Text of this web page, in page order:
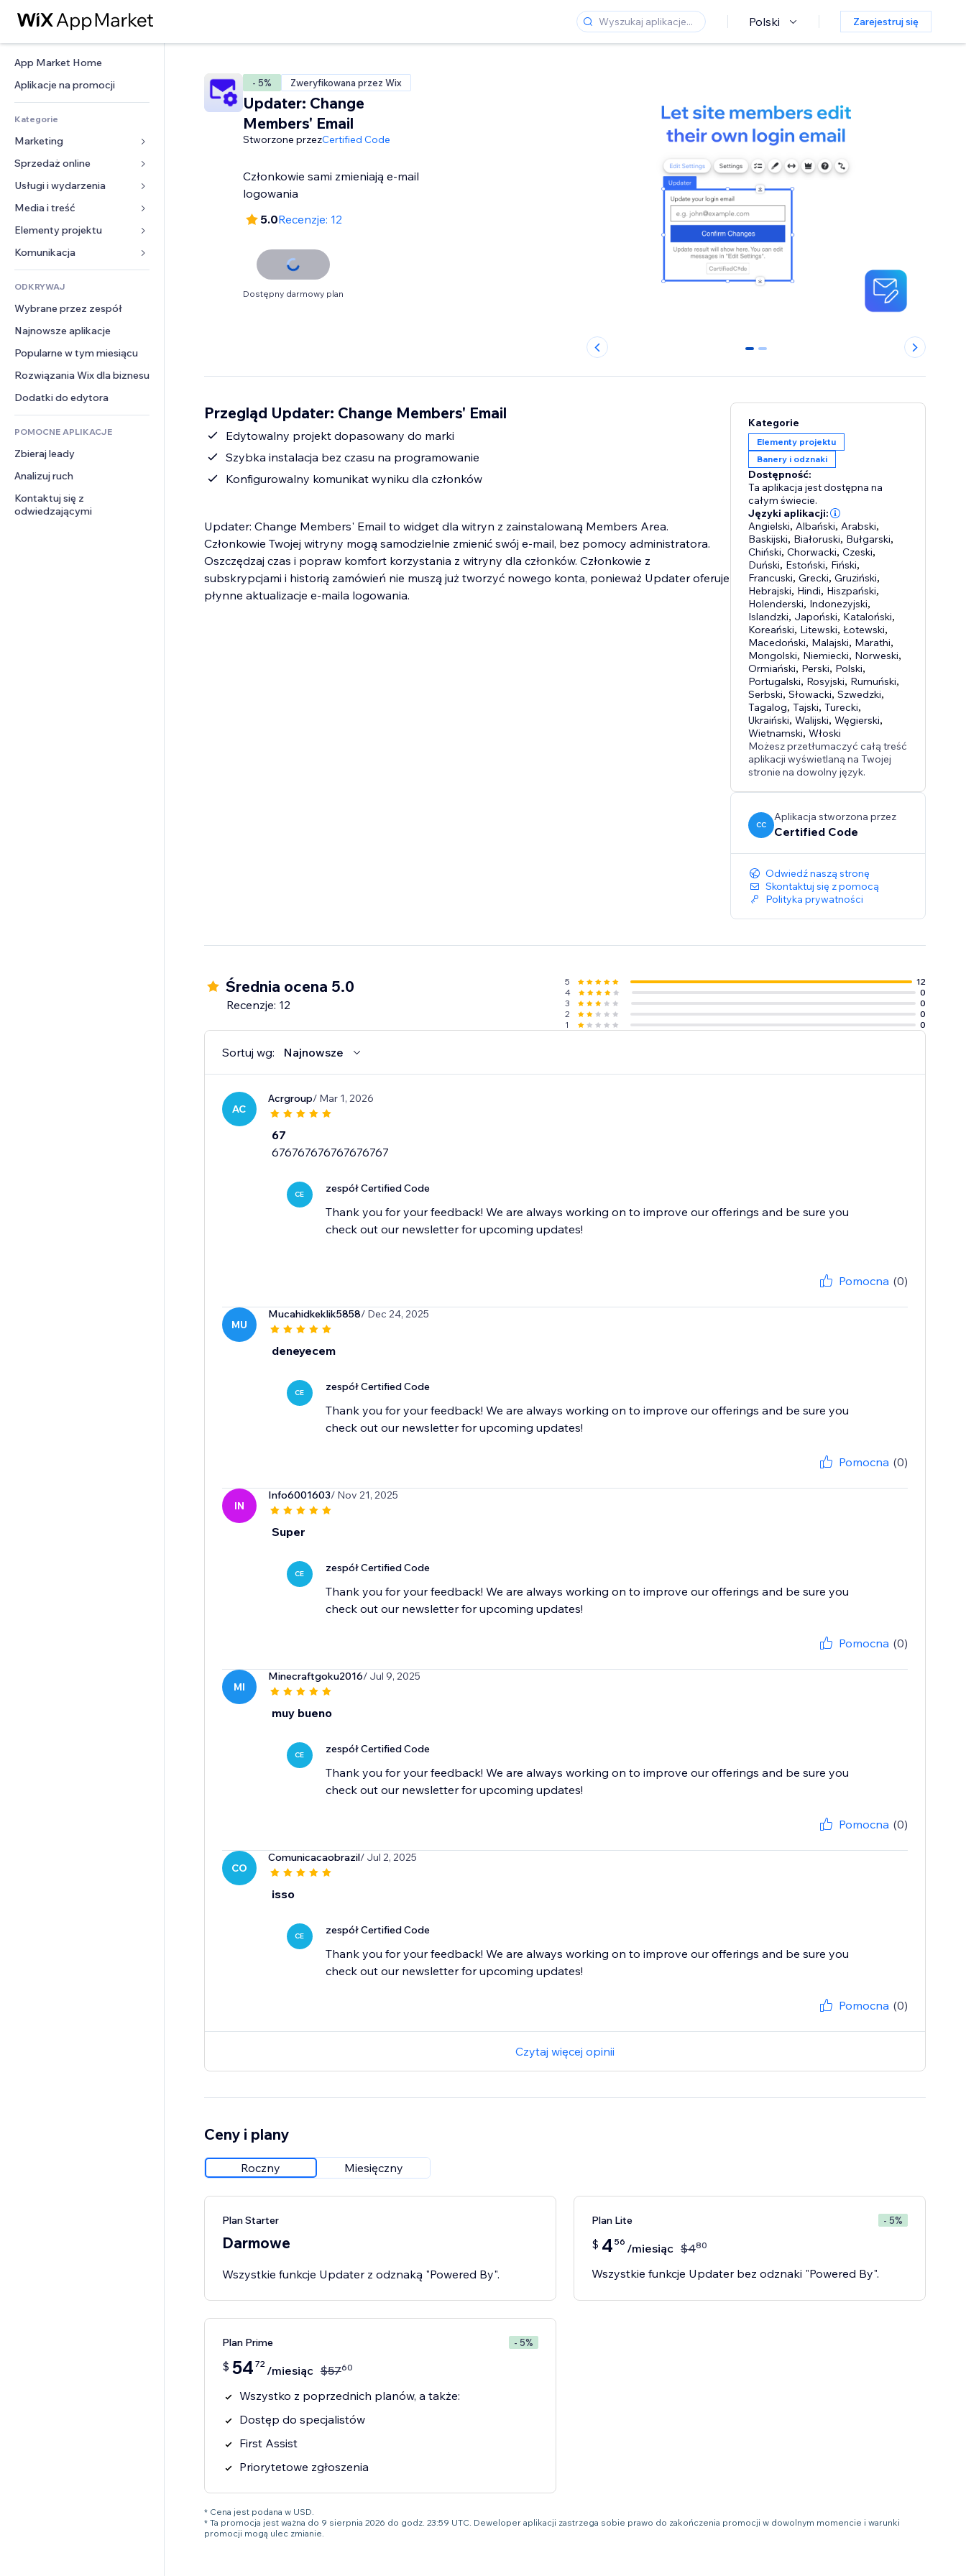
Polski Zarejestruj się
App Market Home
Aplikacje na promocji
Kategorie
Marketing
Reklamy
Smartfon
Analityka
Listy witryn
E-mail
Sprzedaż online
Aplikacje do sklepów
Wysyłka i dostawa
Przyciski sprzedaży
Rachunkowość
Kupony i lojalność
Rozwiązania dla
magazynowania
Dropshipping
Ceny i subskrypcja
Crowdfunding
Żywność i napoje
Usługi i wydarzenia
Hotele
Wydarzenia
Restauracje
Nieruchomości
Rezerwacje
Media i treść
Galeria
Muzyka
Podkasty
Fotografia
Film
PDF
Udostępnianie plików
Wiadomości
Elementy projektu
Mapy i nawigacja
Prywatność i bezpieczeństwo
Zegar
Szablony stron
Efekty obrazu
Przyciski i menu
Banery i odznaki
Kalkulatory
Szukaj
Pogoda
Wykresy i tabele
Formularze
Ankiety
Czat
Komentarze
Telefon
Społeczność
Opinie i polecenia
CRM
ODKRYWAJ
Wybrane przez zespół
Najnowsze aplikacje
Popularne w tym miesiącu
Rozwiązania Wix dla biznesu
Dodatki do edytora
POMOCNE APLIKACJE
Zbieraj leady
Analizuj ruch
Kontaktuj się z
odwiedzającymi
- 5% Zweryfikowana przez Wix
Updater: Change
Members' Email
Stworzone przezCertified Code
Członkowie sami zmieniają e-mail
logowania
5.0Recenzje: 12
Dostępny darmowy plan
0 1
Przegląd Updater: Change Members' Email
Edytowalny projekt dopasowany do marki
Szybka instalacja bez czasu na programowanie
Konfigurowalny komunikat wyniku dla członków
Updater: Change Members' Email to widget dla witryn z zainstalowaną Members Area.
Członkowie Twojej witryny mogą samodzielnie zmienić swój e-mail, bez pomocy administratora.
Oszczędzaj czas i popraw komfort korzystania z witryny dla członków. Członkowie z
subskrypcjami i historią zamówień nie muszą już tworzyć nowego konta, ponieważ Updater oferuje
płynne aktualizacje e-maila logowania.
Kategorie
Elementy projektu
Banery i odznaki
Dostępność:
Ta aplikacja jest dostępna na
całym świecie.
Języki aplikacji:
Angielski, Albański, Arabski,
Baskijski, Białoruski, Bułgarski,
Chiński,Chorwacki,Czeski,
Duński, Estoński, Fiński,
Francuski,Grecki,Gruziński,
Hebrajski, Hindi, Hiszpański,
Holenderski, Indonezyjski,
Islandzki, Japoński, Kataloński,
Koreański, Litewski,Łotewski,
Macedoński, Malajski, Marathi,
Mongolski, Niemiecki, Norweski,
Ormiański, Perski, Polski,
Portugalski, Rosyjski, Rumuński,
Serbski,Słowacki,Szwedzki,
Tagalog,Tajski,Turecki,
Ukraiński,Walijski,Węgierski,
Wietnamski,Włoski
Możesz przetłumaczyć całą treść
aplikacji wyświetlaną na Twojej
stronie na dowolny język.
CC
Aplikacja stworzona przez
Certified Code
Odwiedź naszą stronę
Skontaktuj się z pomocą
Polityka prywatności
Średnia ocena 5.0
Recenzje: 12
5
12
4
0
3
0
2
0
1
0
Sortuj wg: Najnowsze
AC
Acrgroup/ Mar 1, 2026
67
676767676767676767
CE zespół Certified Code
Thank you for your feedback! We are always working on to improve our offerings and be sure you
check out our newsletter for upcoming updates!
Pomocna (0)
MU
Mucahidkeklik5858/ Dec 24, 2025
deneyecem
CE zespół Certified Code
Thank you for your feedback! We are always working on to improve our offerings and be sure you
check out our newsletter for upcoming updates!
Pomocna (0)
IN
Info6001603/ Nov 21, 2025
Super
CE zespół Certified Code
Thank you for your feedback! We are always working on to improve our offerings and be sure you
check out our newsletter for upcoming updates!
Pomocna (0)
MI
Minecraftgoku2016/ Jul 9, 2025
muy bueno
CE zespół Certified Code
Thank you for your feedback! We are always working on to improve our offerings and be sure you
check out our newsletter for upcoming updates!
Pomocna (0)
CO
Comunicacaobrazil/ Jul 2, 2025
isso
CE zespół Certified Code
Thank you for your feedback! We are always working on to improve our offerings and be sure you
check out our newsletter for upcoming updates!
Pomocna (0)
Czytaj więcej opinii
Ceny i plany
Roczny Miesięczny
Plan Starter
Darmowe
Wszystkie funkcje Updater z odznaką "Powered By".
Plan Lite - 5%
$ 4 56 /miesiąc $480
Wszystkie funkcje Updater bez odznaki "Powered By".
Plan Prime - 5%
$ 54 72 /miesiąc $5760
Wszystko z poprzednich planów, a także:
Dostęp do specjalistów
First Assist
Priorytetowe zgłoszenia
* Cena jest podana w USD.
* Ta promocja jest ważna do 9 sierpnia 2026 do godz. 23:59 UTC. Deweloper aplikacji zastrzega sobie prawo do zakończenia promocji w dowolnym momencie i warunki
promocji mogą ulec zmianie.